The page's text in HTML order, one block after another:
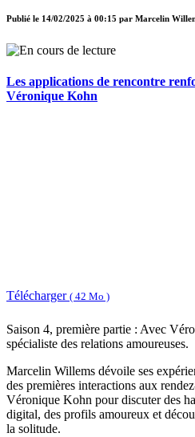
Publié le 14/02/2025 à 00:15 par Marcelin
Les applications de rencontre
Véronique Kohn
Télécharger ( 42 Mo )
Saison 4, première partie : Avec
spécialiste des relations amoureuses.
Marcelin Willems dévoile ses
des premières interactions aux
Véronique Kohn pour discuter des
digital, des profils amoureux et
la solitude.